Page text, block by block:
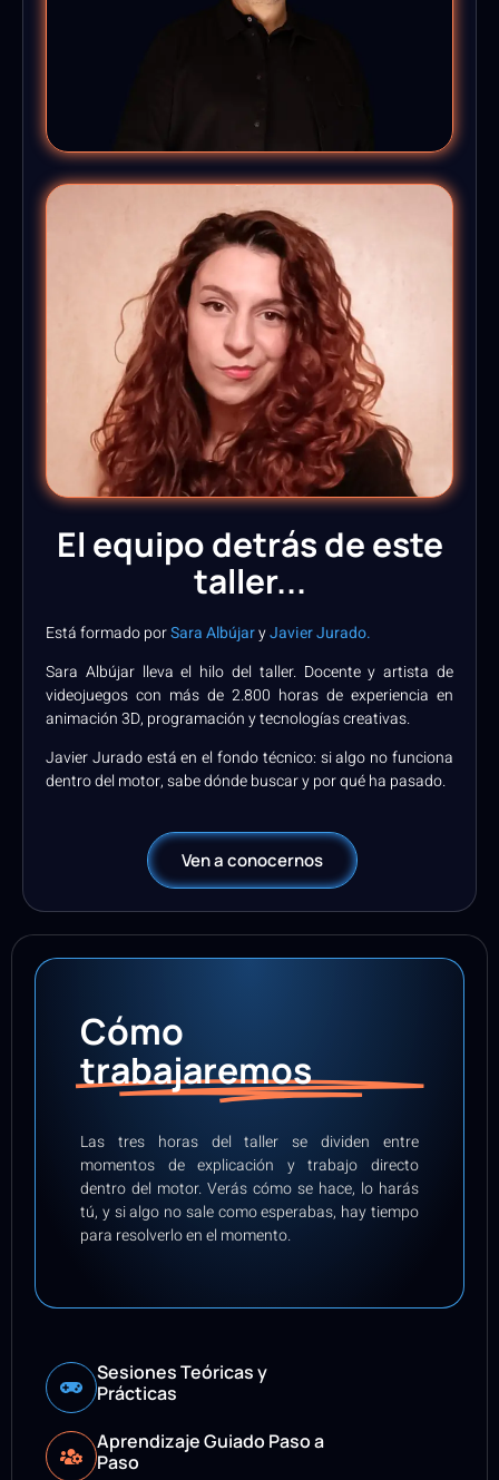
El equipo detrás de este
taller...
Está formado porSara AlbújaryJavier Jurado.
Sara Albújar lleva el hilo del taller. Docente y artista de
videojuegos con más de 2.800 horas de experiencia en
animación 3D, programación y tecnologías creativas.
Javier Jurado está en el fondo técnico: si algo no funciona
dentro del motor, sabe dónde buscar y por qué ha pasado.
Ven a conocernos
Cómo
trabajaremos
Las tres horas del taller se dividen entre
momentos de explicación y trabajo directo
dentro del motor. Verás cómo se hace, lo harás
tú, y si algo no sale como esperabas, hay tiempo
para resolverlo en el momento.
Sesiones Teóricas y
Prácticas
Aprendizaje Guiado Paso a
Paso